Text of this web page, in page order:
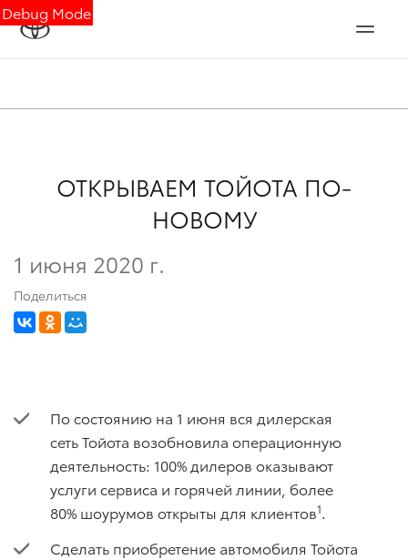
Debug Mode
ОТКРЫВАЕМ ТОЙОТА ПО-
НОВОМУ
1 июня 2020 г.
Поделиться
По состоянию на 1 июня вся дилерская
сеть Тойота возобновила операционную
деятельность: 100% дилеров оказывают
услуги сервиса и горячей линии, более
80% шоурумов открыты для клиентов1.
Сделать приобретение автомобиля Тойота